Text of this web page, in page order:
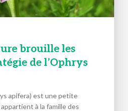
brouille les
de l’Ophrys
apifera) est une petite
à la famille des